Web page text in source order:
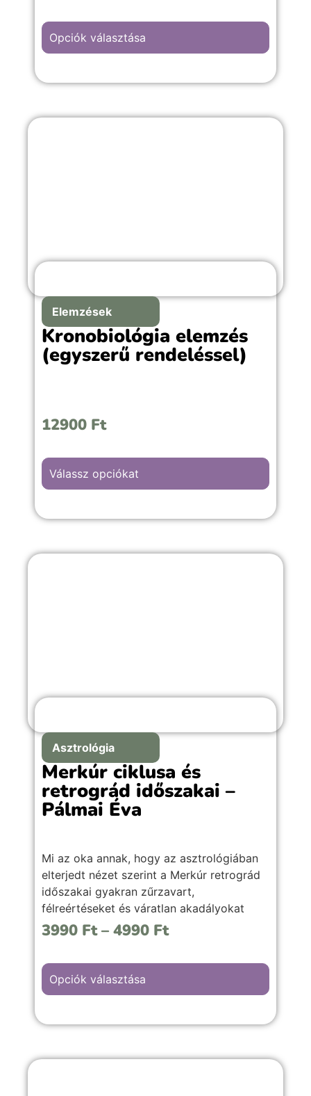
A “Baráti esemény” hátterű kép választása,
vagy fontosabb emlékekkel teli örömteli
Opciók választása
Elemzések
Kronobiológia elemzés
(egyszerű rendeléssel)
12900 Ft
Válassz opciókat
Asztrológia
Merkúr ciklusa és
retrográd időszakai –
Pálmai Éva
Mi az oka annak, hogy az asztrológiában
elterjedt nézet szerint a Merkúr retrográd
időszakai gyakran zűrzavart,
félreértéseket és váratlan akadályokat
hoznak? Miért nem javasolt ilyenkor új
késéseket, félrecsúszott kommunikációt
vagy meghiúsult terveket? Vajon csak az
időszakokban, vagy mélyebb jelentéssel is
3990 Ft – 4990 Ft
Opciók választása